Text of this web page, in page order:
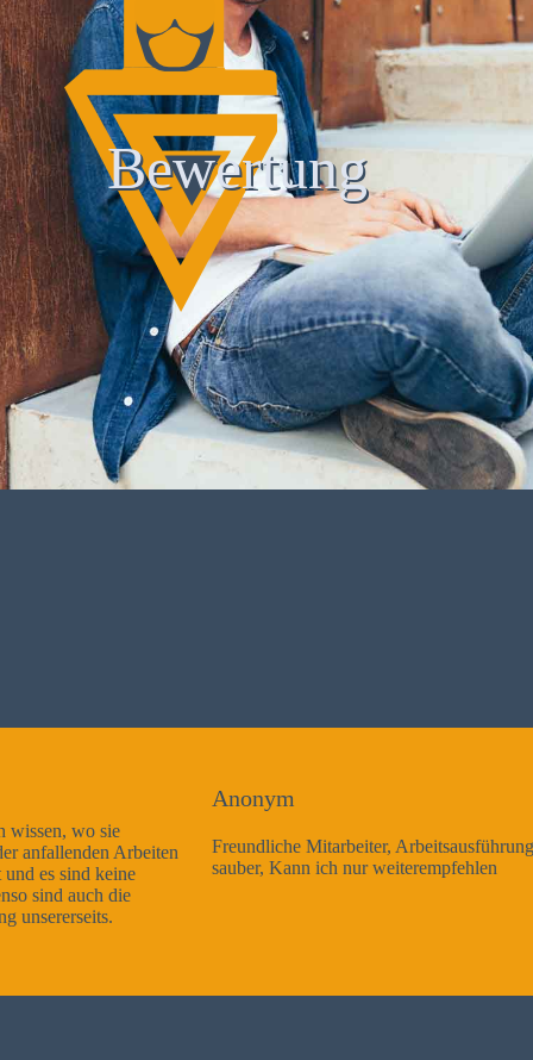
Bewertung
Freundliche Mitarbeiter, Arbeitsausführung sehr gut und sehr
sauber, Kann ich nur weiterempfehlen